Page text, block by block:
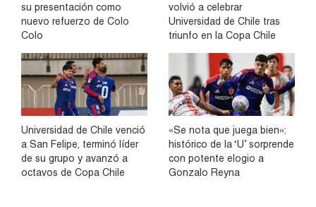
su presentación como
nuevo refuerzo de Colo
Colo
volvió a celebrar
Universidad de Chile tras
triunfo en la Copa Chile
Universidad de Chile venció
a San Felipe, terminó líder
de su grupo y avanzó a
octavos de Copa Chile
«Se nota que juega bien»:
histórico de la ‘U’ sorprende
con potente elogio a
Gonzalo Reyna